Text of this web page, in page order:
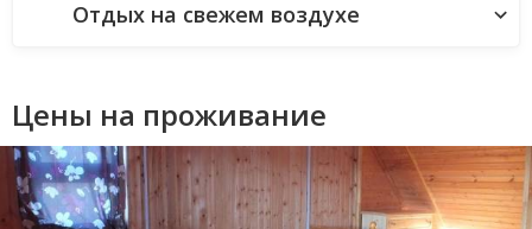
Отдых на свежем воздухе
Цены на проживание